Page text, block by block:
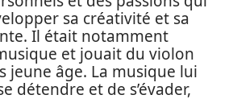
sa créativité et sa
Il était notamment
et jouait du violon
jeune âge. La musique lui
détendre et de s’évader,